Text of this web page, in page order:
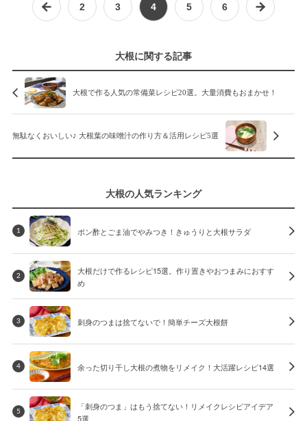
2 3 4 5 6
大根に関する記事
大根で作る人気の常備菜レシピ20選。大量消費もおまかせ！
無駄なくおいしい♪ 大根葉の味噌汁の作り方＆活用レシピ5選
大根の人気ランキング
1 ポン酢とごま油でやみつき！きゅうりと大根サラダ
2
大根だけで作るレシピ15選。作り置きやおつまみにおすす
め
3 刺身のつまは捨てないで！簡単チーズ大根餅
4 余った切り干し大根の煮物をリメイク！大活躍レシピ14選
5
「刺身のつま」はもう捨てない！リメイクレシピアイデア
5選